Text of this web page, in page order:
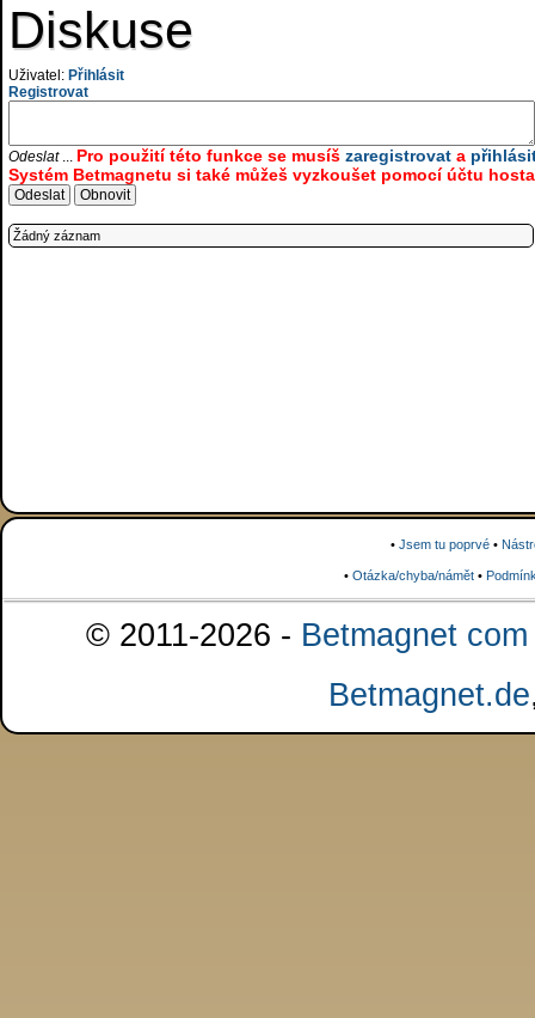
Diskuse
Uživatel: Přihlásit
Registrovat
Odeslat... Pro použití této funkce se musíš zaregistrovat a
Systém Betmagnetu si také můžeš vyzkoušet pomocí účtu
Žádný záznam
• Jsem tu poprvé •
• Otázka/chyba/námět•
© 2011-2026 - Betmagnet
Betmagnet.de